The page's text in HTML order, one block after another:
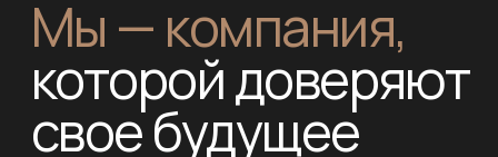
Строим под ключ
Вам не нужно искать отдельных
подрядчиков на строительные,
инженерные и отделочные работы